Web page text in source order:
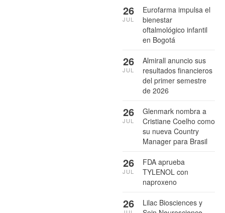
Eurofarma impulsa el
bienestar
oftalmológico infantil
en Bogotá
26
JUL
Almirall anuncio sus
resultados financieros
del primer semestre
de 2026
26
JUL
Glenmark nombra a
Cristiane Coelho como
su nueva Country
Manager para Brasil
26
JUL
FDA aprueba
TYLENOL con
naproxeno
26
JUL
Lilac Biosciences y
26